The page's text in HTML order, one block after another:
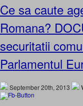
Ce sa caute
Romana?
securitatii
Parlamentul
September 20th, 2013